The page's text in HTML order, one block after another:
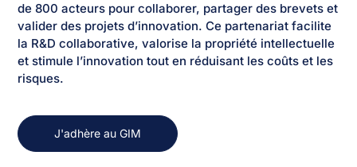
de 800 acteurs pour collaborer, partager des brevets et
valider des projets d’innovation. Ce partenariat facilite
la R&D collaborative, valorise la propriété intellectuelle
et stimule l’innovation tout en réduisant les coûts et les
risques.
J'adhère au GIM